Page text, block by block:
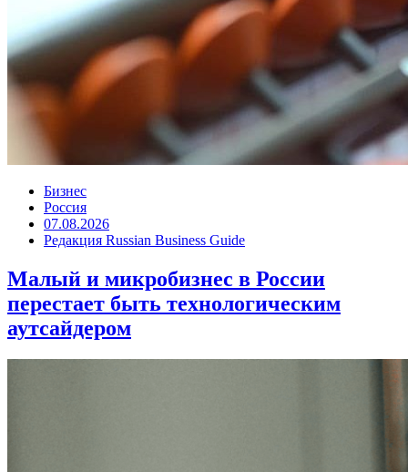
Бизнес
Россия
07.08.2026
Редакция Russian Business Guide
Малый и микробизнес в России
перестает быть технологическим
аутсайдером